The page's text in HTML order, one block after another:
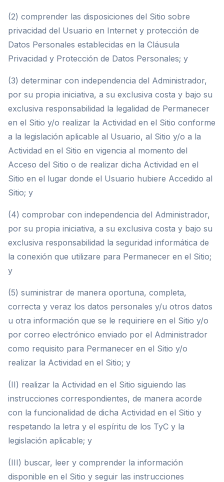
(2) comprender las disposiciones del Sitio sobre
privacidad del Usuario en Internet y protección de
Datos Personales establecidas en la Cláusula
Privacidad y Protección de Datos Personales; y
(3) determinar con independencia del Administrador,
por su propia iniciativa, a su exclusiva costa y bajo su
exclusiva responsabilidad la legalidad de Permanecer
en el Sitio y/o realizar la Actividad en el Sitio conforme
a la legislación aplicable al Usuario, al Sitio y/o a la
Actividad en el Sitio en vigencia al momento del
Acceso del Sitio o de realizar dicha Actividad en el
Sitio en el lugar donde el Usuario hubiere Accedido al
Sitio; y
(4) comprobar con independencia del Administrador,
por su propia iniciativa, a su exclusiva costa y bajo su
exclusiva responsabilidad la seguridad informática de
la conexión que utilizare para Permanecer en el Sitio;
y
(5) suministrar de manera oportuna, completa,
correcta y veraz los datos personales y/u otros datos
u otra información que se le requiriere en el Sitio y/o
por correo electrónico enviado por el Administrador
como requisito para Permanecer en el Sitio y/o
realizar la Actividad en el Sitio; y
(II) realizar la Actividad en el Sitio siguiendo las
instrucciones correspondientes, de manera acorde
con la funcionalidad de dicha Actividad en el Sitio y
respetando la letra y el espíritu de los TyC y la
legislación aplicable; y
(III) buscar, leer y comprender la información
disponible en el Sitio y seguir las instrucciones